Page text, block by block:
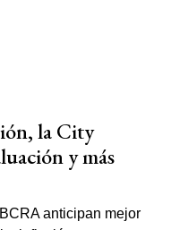
la City
y más